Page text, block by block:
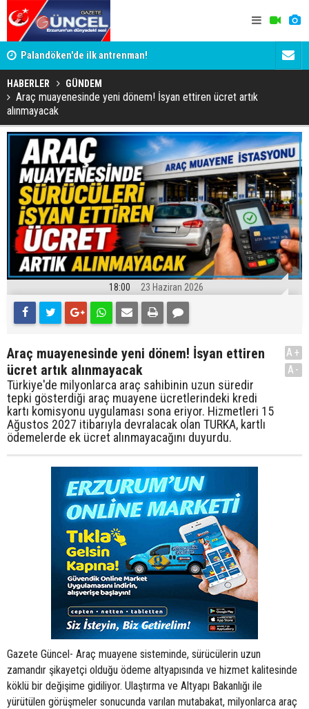
Palandöken'de ilk antrenman! Kaptan
HABERLER GÜNDEM
Araç muayenesinde yeni dönem! İsyan ettiren ücret artık
alınmayacak
18:00 23 Haziran 2026
Araç muayenesinde yeni dönem! İsyan ettiren
ücret artık alınmayacak
Türkiye'de milyonlarca araç sahibinin uzun süredir
tepki gösterdiği araç muayene ücretlerindeki kredi
kartı komisyonu uygulaması sona eriyor. Hizmetleri 15
Ağustos 2027 itibarıyla devralacak olan TURKA, kartlı
ödemelerde ek ücret alınmayacağını duyurdu.
A+
A-
Gazete Güncel- Araç muayene sisteminde, sürücülerin uzun
zamandır şikayetçi olduğu ödeme altyapısında ve hizmet kalitesinde
köklü bir değişime gidiliyor. Ulaştırma ve Altyapı Bakanlığı ile
yürütülen görüşmeler sonucunda varılan mutabakat, milyonlarca araç